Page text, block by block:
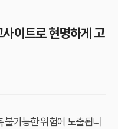
이트로 현명하게 고
불가능한 위험에 노출됩니